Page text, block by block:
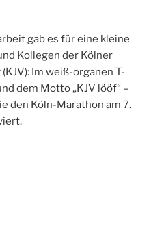
gab es für eine kleine
Kollegen der Kölner
Im weiß-organen T-
dem Motto „KJV lööf“ –
den Köln-Marathon am 7.